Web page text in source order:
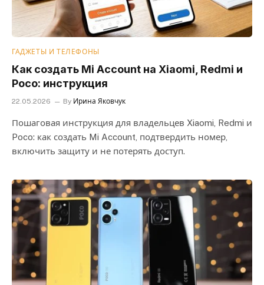
ГАДЖЕТЫ И ТЕЛЕФОНЫ
Как создать Mi Account на Xiaomi, Redmi и
Poco: инструкция
22.05.2026 By Ирина Яковчук
Пошаговая инструкция для владельцев Xiaomi, Redmi и
Poco: как создать Mi Account, подтвердить номер,
включить защиту и не потерять доступ.